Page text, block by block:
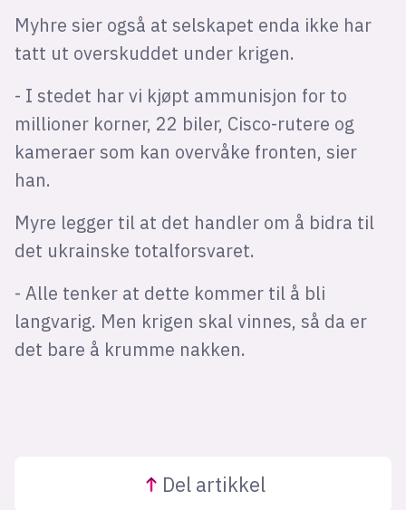
Myhre sier også at selskapet enda ikke har
tatt ut overskuddet under krigen.
- I stedet har vi kjøpt ammunisjon for to
millioner korner, 22 biler, Cisco-rutere og
kameraer som kan overvåke fronten, sier
han.
Myre legger til at det handler om å bidra til
det ukrainske totalforsvaret.
- Alle tenker at dette kommer til å bli
langvarig. Men krigen skal vinnes, så da er
det bare å krumme nakken.
Del artikkel